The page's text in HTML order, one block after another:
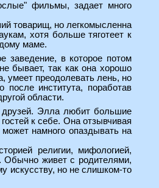
фильмы, задает много
товарищ, но легкомысленна
хотя больше тяготеет к
маме.
заведение, в которое потом
бывает, так как она хорошо
умеет преодолевать лень, но
института, поработав
области.
друзей. Элла любит большие
к себе. Она отзывчивая
намного опаздывать на
религии, мифологией,
Обычно живет с родителями,
искусству, но не слишком-то